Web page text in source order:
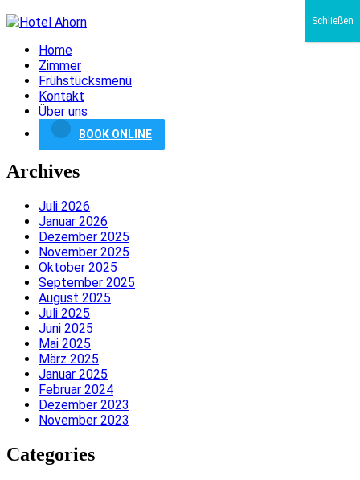
Home
Zimmer
Frühstücksmenü
Kontakt
Über uns
BOOK ONLINE
Archives
Juli 2026
Januar 2026
Dezember 2025
November 2025
Oktober 2025
September 2025
August 2025
Juli 2025
Juni 2025
Mai 2025
März 2025
Januar 2025
Februar 2024
Dezember 2023
November 2023
Categories
Schließen